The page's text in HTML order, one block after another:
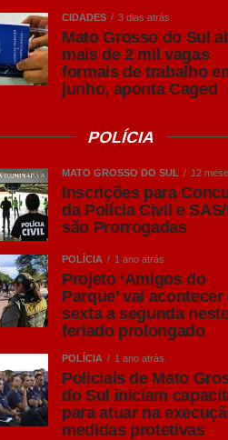
CIDADES 3 dias atrás
Mato Grosso do Sul
mais de 2 mil vagas
formais de trabalho
junho, aponta Caged
POLÍCIA
MATO GROSSO DO SUL 12
Inscrições para
da Polícia Civil e
são Prorrogadas
POLÍCIA 1 ano atrás
Projeto ‘Amigos do
Parque’ vai acontecer
sexta a segunda
feriado prolongado
POLÍCIA 1 ano atrás
Policiais de Mato
do Sul iniciam
para atuar na
medidas protetivas